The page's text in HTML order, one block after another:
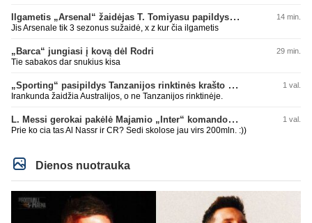
Ilgametis „Arsenal“ žaidėjas T. Tomiyasu papildys „Crystal Palace“ ekipą 14 min.
Jis Arsenale tik 3 sezonus sužaidė, x z kur čia ilgametis
„Barca“ jungiasi į kovą dėl Rodri 29 min.
Tie sabakos dar snukius kisa
„Sporting“ pasipildys Tanzanijos rinktinės krašto saugu 1 val.
Irankunda žaidžia Australijos, o ne Tanzanijos rinktinėje.
L. Messi gerokai pakėlė Majamio „Inter“ komandos vertę 1 val.
Prie ko cia tas Al Nassr ir CR? Sedi skolose jau virs 200mln. :))
Dienos nuotrauka